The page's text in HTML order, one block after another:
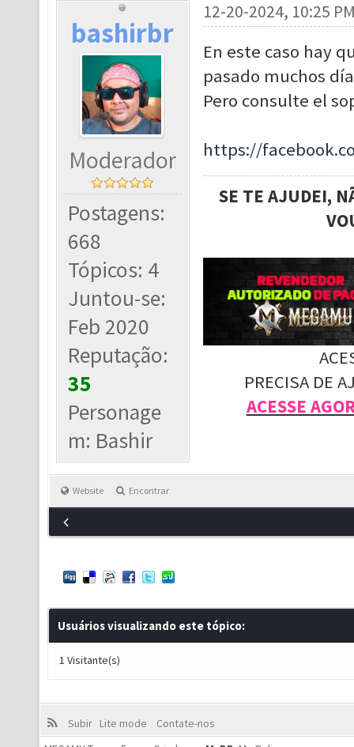
bashirbr
Moderador
Postagens:
668
Tópicos: 4
Juntou-se:
Feb 2020
Reputação:
35
Personage
m: Bashir
12-20-2024, 10:25
En este caso hay
pasado muchos
Pero consulte el
https://
SE TE AJUDEI,
PRECISA DE
ACESSE
Website Encontrar
Usuários visualizando este tópico:
1 Visitante(s)
Subir Lite mode
Contate-nos